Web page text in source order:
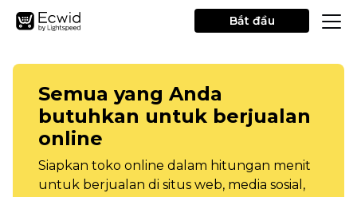
Bắt đầu
Semua yang Anda
butuhkan untuk berjualan
online
Siapkan toko online dalam hitungan menit
untuk berjualan di situs web, media sosial,